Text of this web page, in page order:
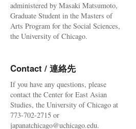
administered by Masaki Matsumoto,
Graduate Student in the Masters of
Arts Program for the Social Sciences,
the University of Chicago.
Contact / 連絡先
If you have any questions, please
contact the Center for East Asian
Studies, the University of Chicago at
773-702-2715 or
japanatchicago@uchicago.edu.